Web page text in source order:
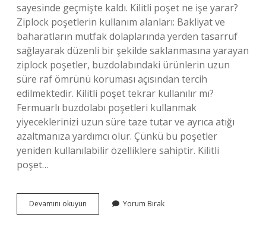
sayesinde geçmişte kaldı. Kilitli poşet ne işe yarar?
Ziplock poşetlerin kullanım alanları: Bakliyat ve
baharatların mutfak dolaplarında yerden tasarruf
sağlayarak düzenli bir şekilde saklanmasına yarayan
ziplock poşetler, buzdolabındaki ürünlerin uzun
süre raf ömrünü koruması açısından tercih
edilmektedir. Kilitli poşet tekrar kullanılır mı?
Fermuarlı buzdolabı poşetleri kullanmak
yiyeceklerinizi uzun süre taze tutar ve ayrıca atığı
azaltmanıza yardımcı olur. Çünkü bu poşetler
yeniden kullanılabilir özelliklere sahiptir. Kilitli
poşet…
Devamını okuyun
Poşetlerden
Yorum Bırak